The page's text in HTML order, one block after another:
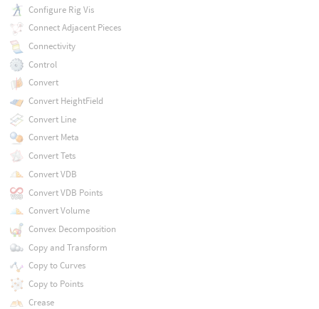
Configure Rig Vis
Connect Adjacent Pieces
Connectivity
Control
Convert
Convert HeightField
Convert Line
Convert Meta
Convert Tets
Convert VDB
Convert VDB Points
Convert Volume
Convex Decomposition
Copy and Transform
Copy to Curves
Copy to Points
Crease